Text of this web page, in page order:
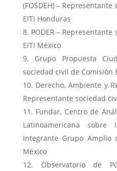
(FOSDEH) –
EITI Honduras
PODER –
EITI México
Grupo Propuesta
sociedad civil de Comisión
Derecho, Ambiente y
Representante sociedad
Fundar, Centro de
Latinoamericana sobre
Integrante Grupo Amplio
México
Observatorio de